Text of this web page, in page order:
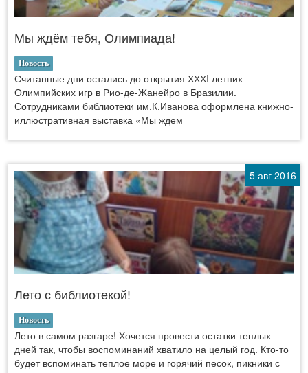
Мы ждём тебя, Олимпиада!
Новость
Считанные дни остались до открытия ХХХI летних
Олимпийских игр в Рио-де-Жанейро в Бразилии.
Сотрудниками библиотеки им.К.Иванова оформлена книжно-
иллюстративная выставка «Мы ждем
5 авг 2016
Лето с библиотекой!
Новость
Лето в самом разгаре! Хочется провести остатки теплых
дней так, чтобы воспоминаний хватило на целый год. Кто-то
будет вспоминать теплое море и горячий песок, пикники с